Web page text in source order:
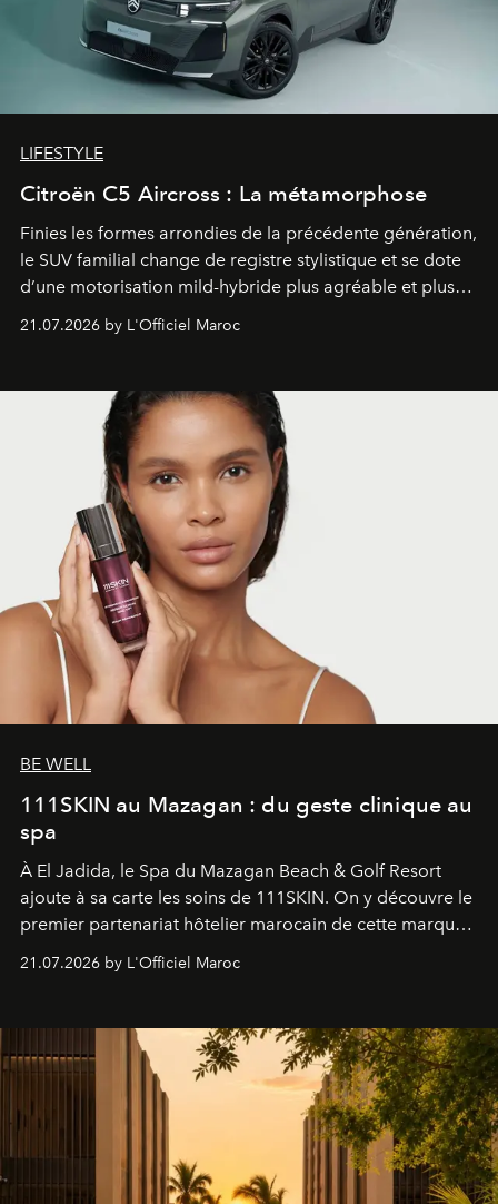
LIFESTYLE
Citroën C5 Aircross : La métamorphose
Finies les formes arrondies de la précédente génération,
le SUV familial change de registre stylistique et se dote
d’une motorisation mild-hybride plus agréable et plus
gagné en maturité.
21.07.2026 by L'Officiel Maroc
BE WELL
111SKIN au Mazagan : du geste clinique au
spa
À El Jadida, le Spa du Mazagan Beach & Golf Resort
ajoute à sa carte les soins de 111SKIN. On y découvre le
premier partenariat hôtelier marocain de cette marque
londonien et construite depuis autour d'un actif breveté,
21.07.2026 by L'Officiel Maroc